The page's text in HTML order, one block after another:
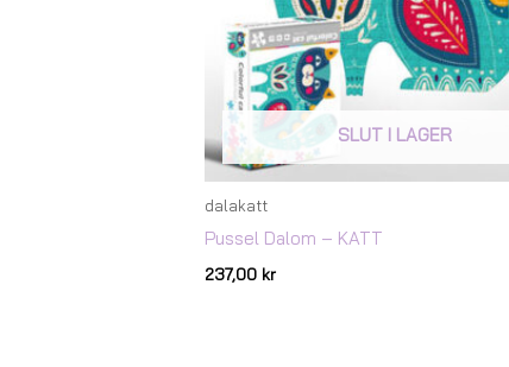
SLUT I LAGER
dalakatt
Pussel Dalom – KATT
237,00 kr